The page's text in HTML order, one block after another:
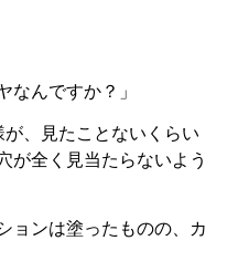
なんですか？」
、見たことないくらい
が全く見当たらないよう
ョンは塗ったものの、カ